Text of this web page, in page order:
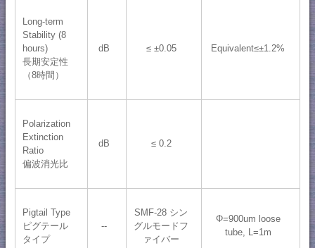
Long-term
Stability (8
hours)
長期安定性
（8時間）
dB ≤ ±0.05 Equivalent≤±1.2%
Polarization
Extinction
Ratio
偏波消光比
dB ≤ 0.2
Pigtail Type
ピグテール
タイプ
--
SMF-28 シン
グルモードフ
ァイバー
Φ=900um loose
tube, L=1m